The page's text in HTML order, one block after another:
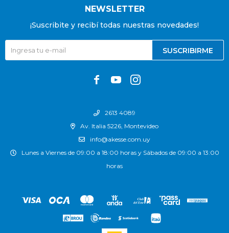
2613 4089
Av. Italia 5226, Montevideo
info@akesse.com.uy
Lunes a Viernes de 09:00 a 18:00 horas y Sábados de 09:00 a 13:00
horas
NEWSLETTER
¡Suscribite y recibí todas nuestras novedades!
SUSCRIBIRME
  